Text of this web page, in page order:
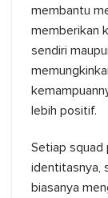
membantu
memberikan
sendiri
lebih positif.
Setiap squad
identitasnya,
biasanya